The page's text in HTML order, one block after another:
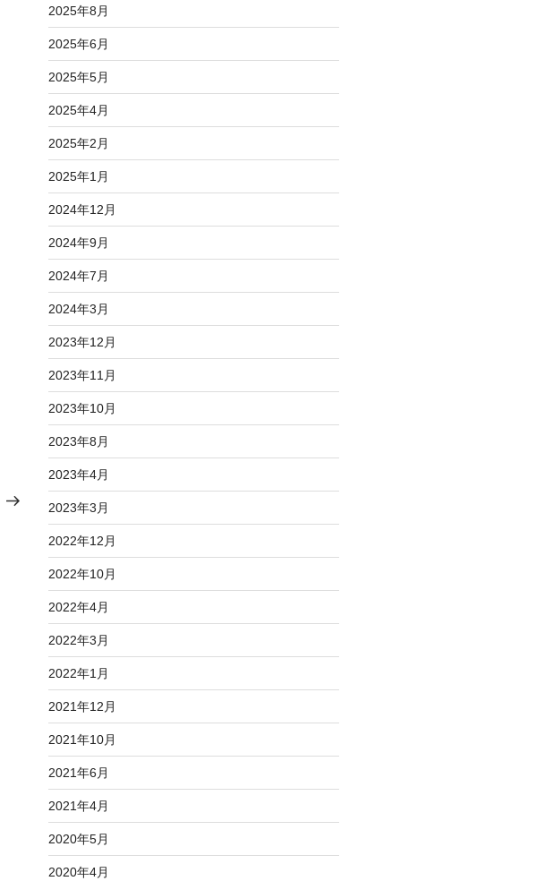
の
2025年8月
2025年6月
2025年5月
2025年4月
2025年2月
2025年1月
2024年12月
2024年9月
2024年7月
2024年3月
2023年12月
2023年11月
2023年10月
2023年8月
2023年4月
2023年3月
2022年12月
2022年10月
2022年4月
2022年3月
2022年1月
2021年12月
2021年10月
2021年6月
2021年4月
2020年5月
2020年4月